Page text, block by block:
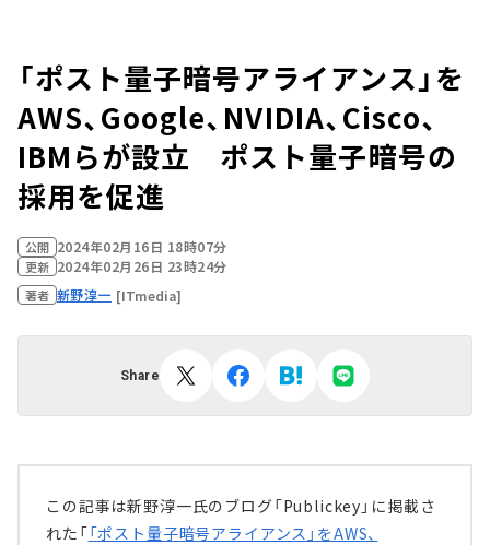
「ポスト量子暗号アライアンス」を
AWS、Google、NVIDIA、Cisco、
IBMらが設立 ポスト量子暗号の
採用を促進
公開 2024年02月16日 18時07分
更新 2024年02月26日 23時24分
著者 新野淳一 [ITmedia]
Share
この記事は新野淳一氏のブログ「Publickey」に掲載さ
れた「「ポスト量子暗号アライアンス」をAWS、